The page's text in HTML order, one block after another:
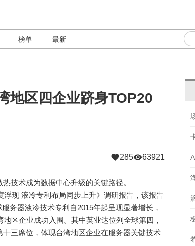
榜单 最新
地区四企业跻身TOP20
285 63921
术成为数据中心升级的关键路径。
现 液冷专利布局同步上升》调研报告，该报告
务器液冷技术专利自2015年起呈现显著增长，
区企业成功入围。其中英业达位列全球第四，
三席位，体现台湾地区企业在服务器关键技术